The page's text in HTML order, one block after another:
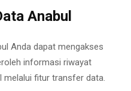
Anabul
Anda dapat mengakses
informasi riwayat
melalui fitur transfer data.